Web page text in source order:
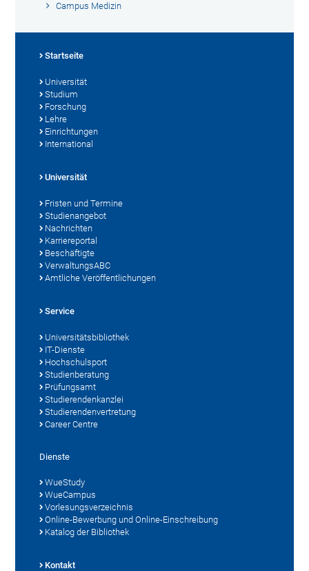
Campus Medizin
Startseite
Universität
Studium
Forschung
Lehre
Einrichtungen
International
Universität
Fristen und Termine
Studienangebot
Nachrichten
Karriereportal
Beschäftigte
VerwaltungsABC
Amtliche Veröffentlichungen
Service
Universitätsbibliothek
IT-Dienste
Hochschulsport
Studienberatung
Prüfungsamt
Studierendenkanzlei
Studierendenvertretung
Career Centre
Dienste
WueStudy
WueCampus
Vorlesungsverzeichnis
Online-Bewerbung und Online-Einschreibung
Katalog der Bibliothek
Kontakt